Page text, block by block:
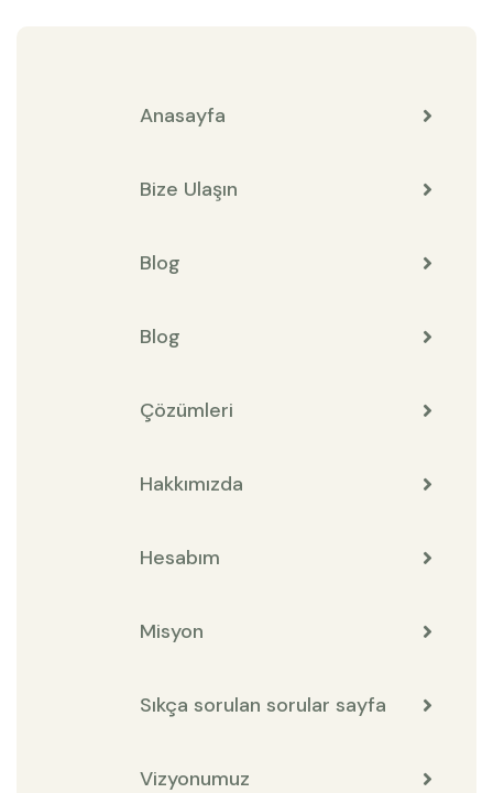
Anasayfa
Bize Ulaşın
Blog
Blog
Çözümleri
Hakkımızda
Hesabım
Misyon
Sıkça sorulan sorular sayfa
Vizyonumuz